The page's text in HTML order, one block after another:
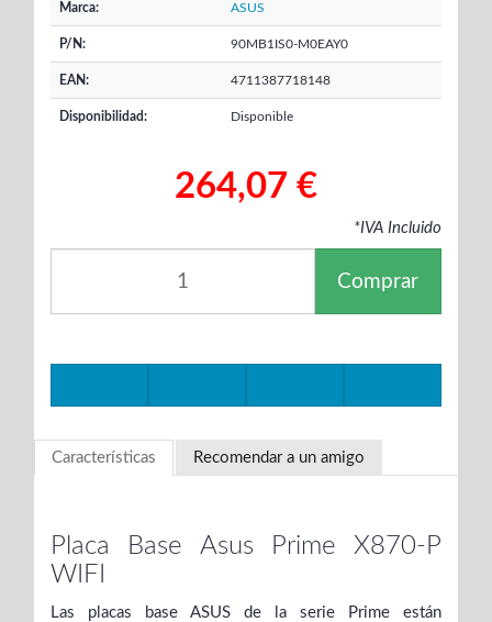
Marca: ASUS
P/N: 90MB1IS0-M0EAY0
EAN: 4711387718148
Disponibilidad: Disponible
264,07 €
*IVA Incluido
Comprar
Características Recomendar a un amigo
Placa Base Asus Prime X870-P
WIFI
Las placas base ASUS de la serie Prime están